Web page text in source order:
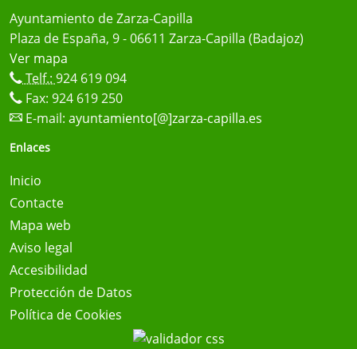
Ayuntamiento de Zarza-Capilla
Plaza de España, 9 - 06611 Zarza-Capilla (Badajoz)
Ver mapa
Telf.: 924 619 094
Fax: 924 619 250
E-mail: ayuntamiento[@]zarza-capilla.es
Enlaces
Inicio
Contacte
Mapa web
Aviso legal
Accesibilidad
Protección de Datos
Política de Cookies